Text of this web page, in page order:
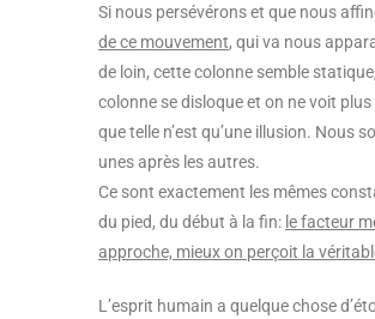
Si nous persévérons et que nous
de ce mouvement, qui va nous
de loin, cette colonne semble
colonne se disloque et on ne voit
que telle n’est qu’une illusion. Nous
unes après les autres.
Ce sont exactement les mêmes
du pied, du début à la fin: le facteur
approche, mieux on perçoit la
L’esprit humain a quelque chose